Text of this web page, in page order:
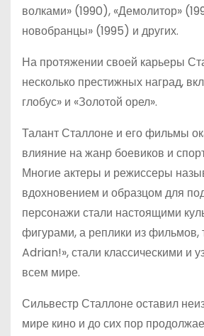
волками» (1990), «Демолитор»
новобранцы» (1995) и других.
На протяжении своей карьеры
несколько престижных наград,
глобус» и «Золотой орел».
Талант Сталлоне и его фильмы
влияние на жанр боевиков и
Многие актеры и режиссеры
вдохновением и образцом для
персонажи стали настоящими
фигурами, а реплики из фильмов,
Adrian!», стали классическими и
всем мире.
Сильвестр Сталлоне оставил
мире кино и до сих пор